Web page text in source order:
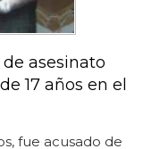
asesinato
17 años en el
fue acusado de